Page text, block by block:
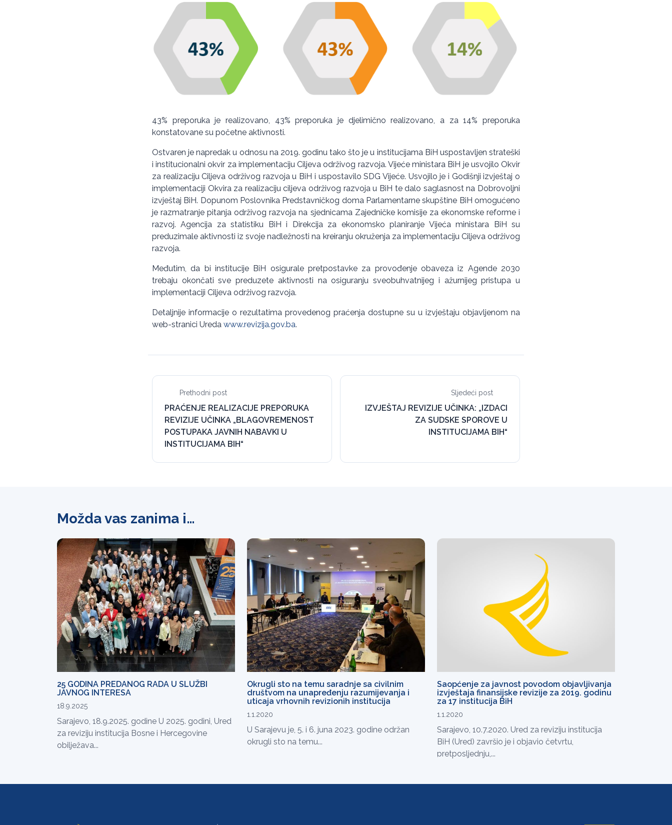
43% preporuka je realizovano, 43% preporuka je djelimično realizovano, a za 14% preporuka
konstatovane su početne aktivnosti.
Ostvaren je napredak u odnosu na 2019. godinu tako što je u institucijama BiH uspostavljen strateški
i institucionalni okvir za implementaciju Ciljeva održivog razvoja. Vijeće ministara BiH je usvojilo Okvir
za realizaciju Ciljeva održivog razvoja u BiH i uspostavilo SDG Vijeće. Usvojilo je i Godišnji izvještaj o
implementaciji Okvira za realizaciju ciljeva održivog razvoja u BiH te dalo saglasnost na Dobrovoljni
izvještaj BiH. Dopunom Poslovnika Predstavničkog doma Parlamentarne skupštine BiH omogućeno
je razmatranje pitanja održivog razvoja na sjednicama Zajedničke komisije za ekonomske reforme i
razvoj. Agencija za statistiku BiH i Direkcija za ekonomsko planiranje Vijeća ministara BiH su
preduzimale aktivnosti iz svoje nadležnosti na kreiranju okruženja za implementaciju Ciljeva održivog
razvoja.
Međutim, da bi institucije BiH osigurale pretpostavke za provođenje obaveza iz Agende 2030
trebaju okončati sve preduzete aktivnosti na osiguranju sveobuhvatnijeg i ažurnijeg pristupa u
implementaciji Ciljeva održivog razvoja.
Detaljnije informacije o rezultatima provedenog praćenja dostupne su u izvještaju objavljenom na
web-stranici Ureda www.revizija.gov.ba.
Prethodni post
PRAĆENJE REALIZACIJE PREPORUKA
REVIZIJE UČINKA „BLAGOVREMENOST
POSTUPAKA JAVNIH NABAVKI U
INSTITUCIJAMA BIH“
Sljedeći post
IZVJEŠTAJ REVIZIJE UČINKA: „IZDACI
ZA SUDSKE SPOROVE U
INSTITUCIJAMA BIH“
Možda vas zanima i…
25 GODINA PREDANOG RADA U SLUŽBI
JAVNOG INTERESA
18.9.2025
Sarajevo, 18.9.2025. godine U 2025. godini, Ured
za reviziju institucija Bosne i Hercegovine
obilježava...
Okrugli sto na temu saradnje sa civilnim
društvom na unapređenju razumijevanja i
uticaja vrhovnih revizionih institucija
1.1.2020
U Sarajevu je, 5. i 6. juna 2023. godine održan
okrugli sto na temu...
Saopćenje za javnost povodom objavljivanja
izvještaja finansijske revizije za 2019. godinu
za 17 institucija BiH
1.1.2020
Sarajevo, 10.7.2020. Ured za reviziju institucija
BiH (Ured) završio je i objavio četvrtu,
pretposljednju,...